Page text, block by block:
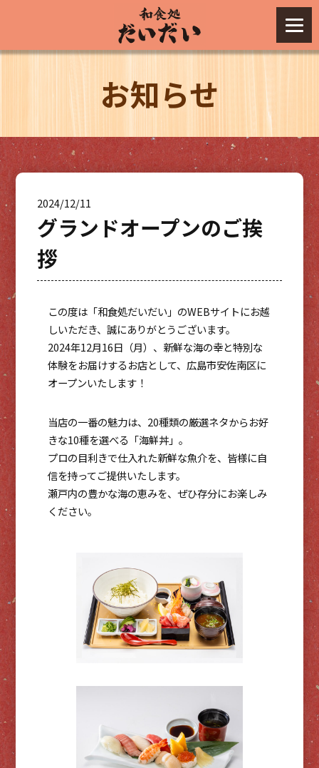
お知らせ
2024/12/11
グランドオープンのご挨
拶
この度は「和食処だいだい」のWEBサイトにお越
しいただき、誠にありがとうございます。
2024年12月16日（月）、新鮮な海の幸と特別な
体験をお届けするお店として、広島市安佐南区に
オープンいたします！
当店の一番の魅力は、20種類の厳選ネタからお好
きな10種を選べる「海鮮丼」。
プロの目利きで仕入れた新鮮な魚介を、皆様に自
信を持ってご提供いたします。
瀬戸内の豊かな海の恵みを、ぜひ存分にお楽しみ
ください。